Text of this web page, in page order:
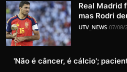
Real Madrid
mas Rodri
UTV_NEWS 07/08/
'Não é câncer, é cálcio';